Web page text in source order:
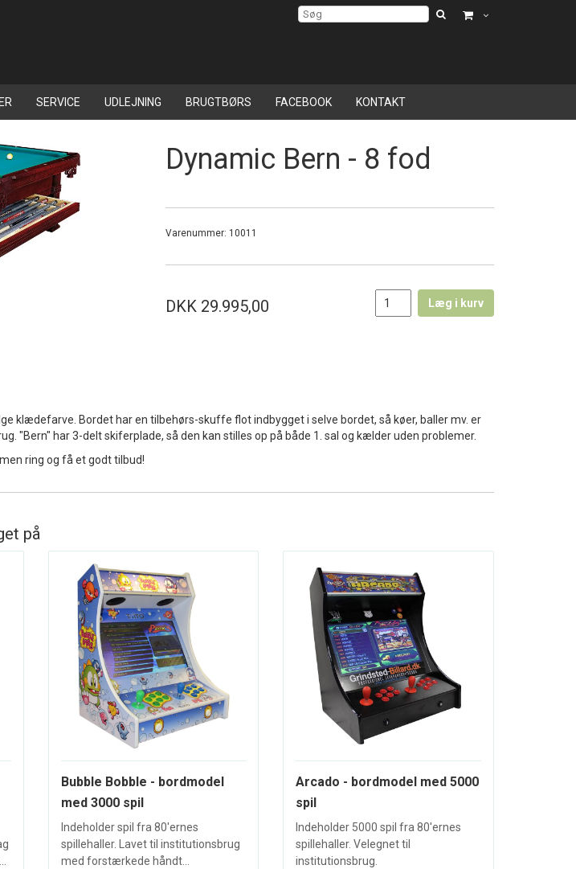
SERVICE UDLEJNING BRUGTBØRS FACEBOOK KONTAKT
Dynamic Bern - 8 fod
Varenummer: 10011
DKK 29.995,00 Læg i kurv
klædefarve. Bordet har en tilbehørs-skuffe flot indbygget i selve bordet, så køer, baller mv. er
"Bern" har 3-delt skiferplade, så den kan stilles op på både 1. sal og kælder uden problemer.
ring og få et godt tilbud!
på
Bubble Bobble - bordmodel
med 3000 spil
Indeholder spil fra 80'ernes
spillehaller. Lavet til institutionsbrug
med forstærkede håndt...
Arcado - bordmodel med 5000
spil
Indeholder 5000 spil fra 80'ernes
spillehaller. Velegnet til
institutionsbrug.